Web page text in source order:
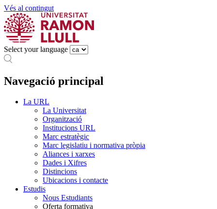
Vés al contingut
Select your language
Navegació principal
La URL
La Universitat
Organització
Institucions URL
Marc estratègic
Marc legislatiu i normativa pròpia
Aliances i xarxes
Dades i Xifres
Distincions
Ubicacions i contacte
Estudis
Nous Estudiants
Oferta formativa